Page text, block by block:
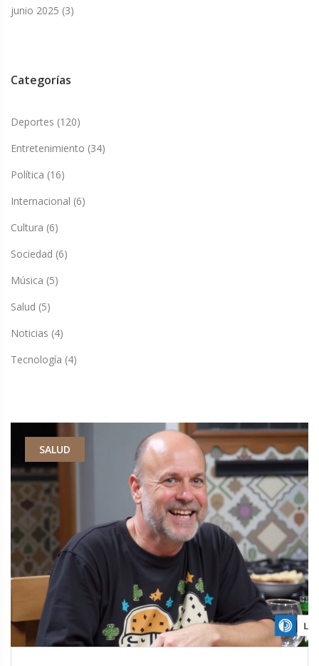
junio 2025 (3)
Categorías
Deportes (120)
Entretenimiento (34)
Política (16)
Internacional (6)
Cultura (6)
Sociedad (6)
Música (5)
Salud (5)
Noticias (4)
Tecnología (4)
SALUD